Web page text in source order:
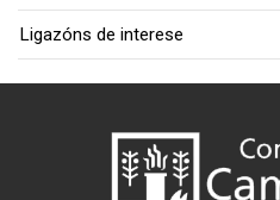
Ligazóns de interese